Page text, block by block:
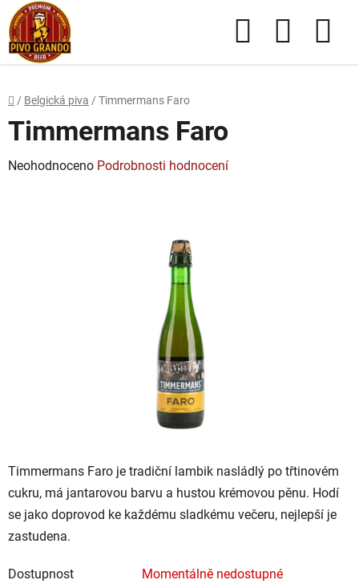
Přejít
na
obsah
Hledat
NÁKUPNÍ
Domů
/ Belgická piva / Timmermans Faro
Timmermans Faro je tradiční lambik nasládlý po třtinovém
cukru, má jantarovou barvu a hustou krémovou pěnu. Hodí
se jako doprovod ke každému sladkému večeru, nejlepší je
zastudena.
Dostupnost
Momentálně nedostupné
Timmermans Faro
Průměrné
Neohodnoceno Podrobnosti hodnocení